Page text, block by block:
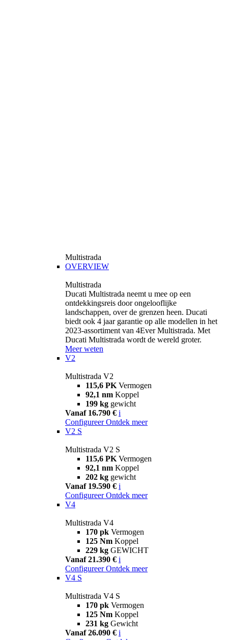
Multistrada
OVERVIEW
Multistrada
Ducati Multistrada neemt u mee op een
ontdekkingsreis door ongelooflijke
landschappen, over de grenzen heen. Ducati
biedt ook 4 jaar garantie op alle modellen in het
2023-assortiment van 4Ever Multistrada. Met
Ducati Multistrada wordt de wereld groter.
Meer weten
V2
Multistrada V2
115,6 PK Vermogen
92,1 nm Koppel
199 kg gewicht
Vanaf 16.790 € i
Configureer Ontdek meer
V2 S
Multistrada V2 S
115,6 PK Vermogen
92,1 nm Koppel
202 kg gewicht
Vanaf 19.590 € i
Configureer Ontdek meer
V4
Multistrada V4
170 pk Vermogen
125 Nm Koppel
229 kg GEWICHT
Vanaf 21.390 € i
Configureer Ontdek meer
V4 S
Multistrada V4 S
170 pk Vermogen
125 Nm Koppel
231 kg Gewicht
Vanaf 26.090 € i